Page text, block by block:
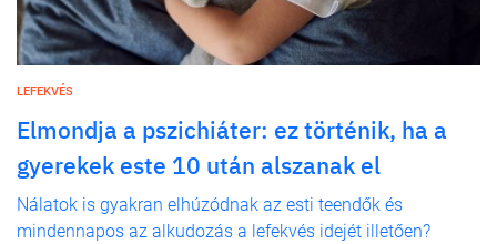
LEFEKVÉS
Elmondja a pszichiáter: ez történik, ha a
gyerekek este 10 után alszanak el
Nálatok is gyakran elhúzódnak az esti teendők és
mindennapos az alkudozás a lefekvés idejét illetően?